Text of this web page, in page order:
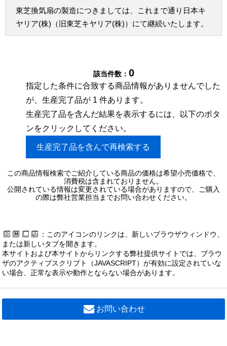
東芝換気扇の製造につきましては、これまで通り日本キ
ヤリア(株)（旧東芝キヤリア(株)）にて継続いたします。
該当件数： 0
指定した条件に合致する商品情報がありませんでした
が、生産完了品が 1 件あります。
生産完了品を含んだ結果を表示するには、以下のボタ
ンをクリックしてください。
生産完了品を含んで再検索する
この商品情報検索でご紹介している商品の価格は希望小売価格で、
消費税は含まれておりません。
公開されている情報は変更されている場合がありますので、ご購入
の際は弊社営業担当までお問い合わせください。
：このアイコンのリンクは、新しいブラウザウィンドウ、
または新しいタブを開きます。
本サイトおよび本サイトからリンクする弊社提供サイトでは、ブラウ
ザのアクティブスクリプト（JAVASCRIPT）が有効に設定されていな
い場合、正常な表示や動作とならない場合があります。
お問い合わせ